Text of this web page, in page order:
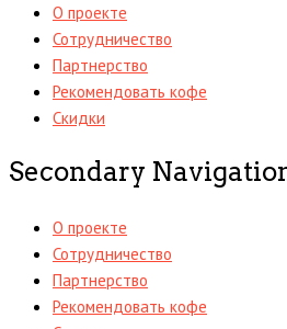
О проекте
Сотрудничество
Партнерство
Рекомендовать кофе
Скидки
Secondary
О проекте
Сотрудничество
Партнерство
Рекомендовать кофе